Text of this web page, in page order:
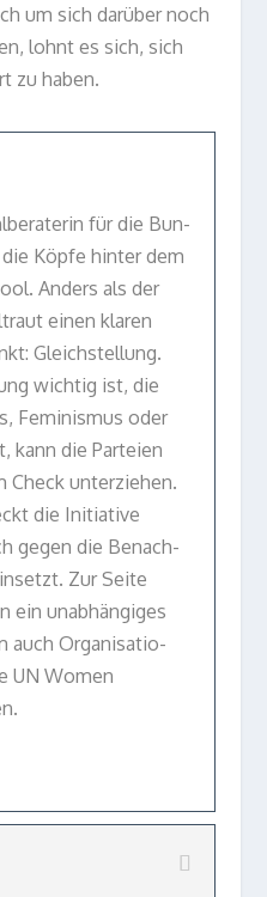
um sich dar­über noch
lohnt es sich, sich
zu haben.
für die Bun­
Köpfe hin­ter dem
Anders als der
einen kla­ren
Gleich­stel­lung.
wich­tig ist, die
Femi­nis­mus oder
kann die Par­teien
Check unter­zie­hen.
die Initia­tive
gegen die Benach­
Zur Seite
ein unab­hän­gi­ges
auch Orga­ni­sa­tio­
UN Women